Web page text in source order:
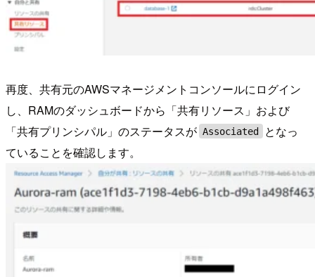
再度、共有元のAWSマネージメントコンソールにログイン
し、RAMのダッシュボードから「共有リソース」および
「共有プリンシパル」のステータスが Associated
となっ
ていることを確認します。